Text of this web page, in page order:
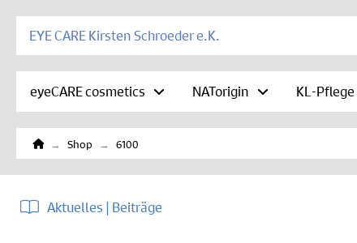
EYE CARE Kirsten Schroeder e.K.
eyeCARE cosmetics NATorigin KL-Pflege
Home
→ Shop → 6100
Aktuelles | Beiträge